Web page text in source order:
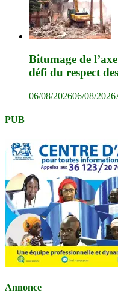
Bitumage de
défi du respect
06/08/202606/08/2026
PUB
Annonce